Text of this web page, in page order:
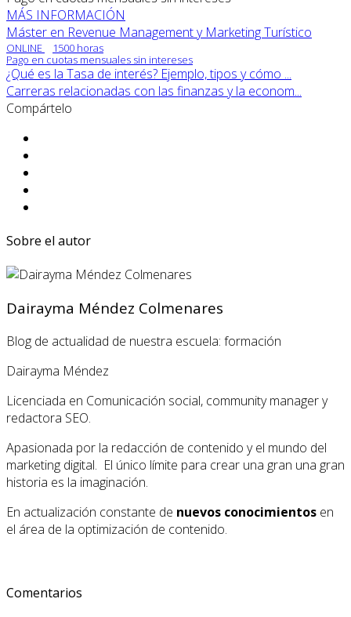
MÁS INFORMACIÓN
Máster en Revenue Management y Marketing Turístico
ONLINE
1500 horas
Pago en cuotas mensuales sin intereses
¿Qué es la Tasa de interés? Ejemplo, tipos y cómo ...
Carreras relacionadas con las finanzas y la econom...
Compártelo
Sobre el autor
Dairayma Méndez Colmenares
Blog de actualidad de nuestra escuela: formación
Dairayma Méndez
Licenciada en Comunicación social, community manager y
redactora SEO.
Apasionada por la redacción de contenido y el mundo del
marketing digital. El único límite para crear una gran una gran
historia es la imaginación.
En actualización constante de nuevos conocimientos en
el área de la optimización de contenido.
Comentarios